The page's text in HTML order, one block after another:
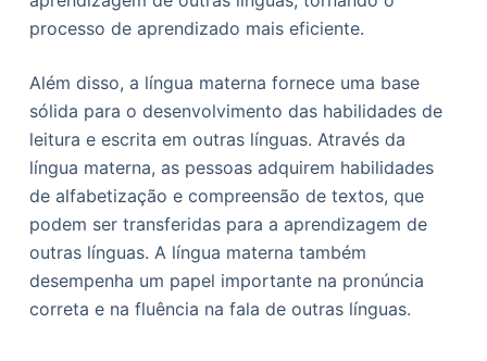
processo de aprendizado mais eficiente.
Além disso, a língua materna fornece uma base
sólida para o desenvolvimento das habilidades de
leitura e escrita em outras línguas. Através da
língua materna, as pessoas adquirem habilidades
de alfabetização e compreensão de textos, que
podem ser transferidas para a aprendizagem de
outras línguas. A língua materna também
desempenha um papel importante na pronúncia
correta e na fluência na fala de outras línguas.